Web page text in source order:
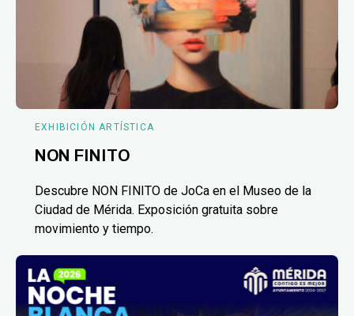
EXHIBICIÓN ARTÍSTICA
NON FINITO
Descubre NON FINITO de JoCa en el Museo de la
Ciudad de Mérida. Exposición gratuita sobre
movimiento y tiempo.